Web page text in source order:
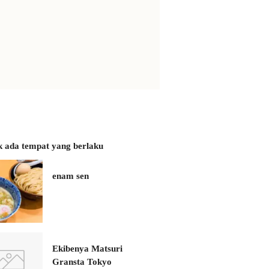
ada tempat yang berlaku
enam sen
Ekibenya Matsuri
Gransta Tokyo